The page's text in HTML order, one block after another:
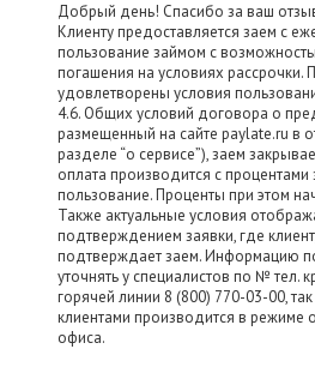
Добрый день! Спасибо за ваш
Клиенту предоставляется заем с
пользование займом с
погашения на условиях рассрочки.
удовлетворены условия
4.6. Общих условий договора о
размещенный на сайте paylate.ru в
разделе “о сервисе”), заем
оплата производится с процентами
пользование. Проценты при этом
Также актуальные условия
подтверждением заявки, где
подтверждает заем. Информацию
уточнять у специалистов по № тел.
горячей линии 8 (800) 770-03-00,
клиентами производится в режиме
офиса.